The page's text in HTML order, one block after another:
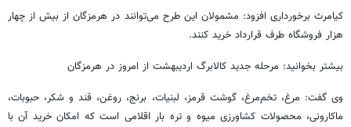
کیامرث برخورداری افزود: مشمولان این طرح می‌توانند در هرمزگان از بیش از چهار
هزار فروشگاه طرف قرارداد خرید کنند.
بیشتر بخوانید: مرحله جدید کالابرگ اردیبهشت از امروز در هرمزگان
وی گفت: مرغ، تخم‌مرغ، گوشت قرمز، لبنیات، برنج، روغن، قند و شکر، حبوبات،
ماکارونی، محصولات کشاورزی میوه و تره بار اقلامی است که امکان خرید آن با